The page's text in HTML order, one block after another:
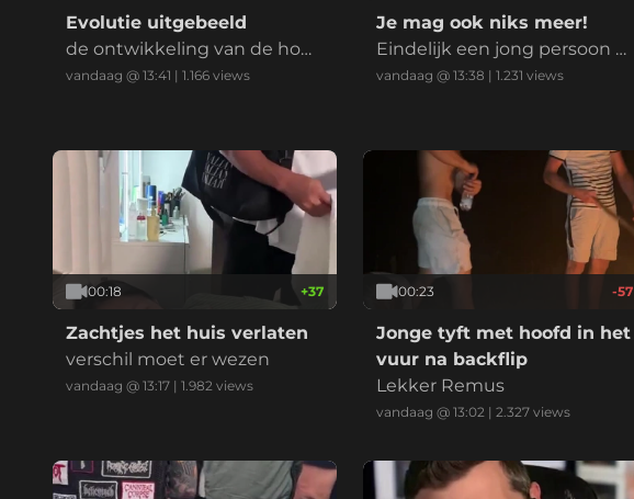
Evolutie uitgebeeld
de ontwikkeling van de hom
oooooooo sapiens
vandaag @ 13:41 | 1.166 views
Je mag ook niks meer!
Eindelijk een jong persoon a
angenomen, doet ie dit...
vandaag @ 13:38 | 1.231 views
00:18 +37
Zachtjes het huis verlaten
verschil moet er wezen
vandaag @ 13:17 | 1.982 views
00:23 -57
Jonge tyft met hoofd in het
vuur na backflip
Lekker Remus
vandaag @ 13:02| 2.327views